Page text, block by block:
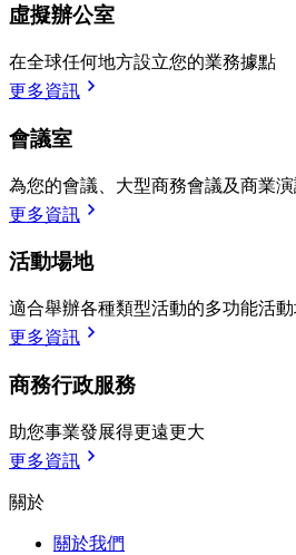
虛擬辦公室
在全球任何地方設立您的業務據點
更多資訊
會議室
為您的會議、大型商務會議及商業
更多資訊
活動場地
適合舉辦各種類型活動的多功能活
更多資訊
商務行政服務
助您事業發展得更遠更大
更多資訊
關於
關於我們